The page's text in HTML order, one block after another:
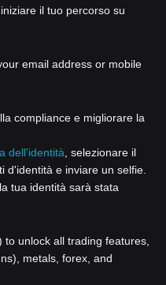
il tuo percorso su
email address or mobile
compliance e migliorare la
dell'identità , selezionare il
d'identità e inviare un selfie.
tua identità sarà stata
unlock all trading features,
metals, forex, and